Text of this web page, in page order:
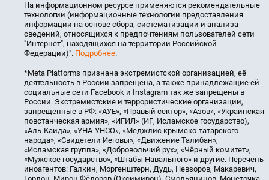
На информационном ресурсе применяются рекомендательные
технологии (информационные технологии предоставления
информации на основе сбора, систематизации и анализа
сведений, относящихся к предпочтениям пользователей сети
"Интернет", находящихся на территории Российской
Федерации)". Подробнее.
*Meta Platforms признана экстремистской организацией, её
деятельность в России запрещена, а также принадлежащие ей
социальные сети Facebook и Instagram так же запрещены в
России. Экстремистские и террористические организации,
запрещенные в РФ: «АУЕ», «Правый сектор», «Азов», «Украинская
повстанческая армия», «ИГИЛ» (ИГ, Исламское государство),
«Аль-Каида», «УНА-УНСО», «Меджлис крымско-татарского
народа», «Свидетели Иеговы», «Движение Талибан»,
«Исламская группа», «Добровольчий рух», «Чёрный комитет»,
«Мужское государство», «Штабы Навального» и другие. Перечень
иноагентов: Галкин, Моргенштерн, Дудь, Невзоров, Макаревич,